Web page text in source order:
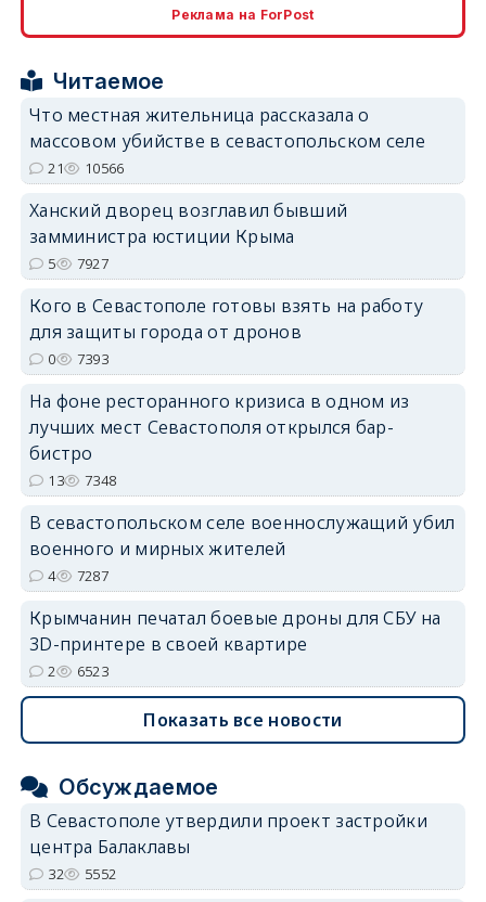
Реклама на ForPost
Читаемое
Что местная жительница рассказала о
массовом убийстве в севастопольском селе
21 10566
Ханский дворец возглавил бывший
замминистра юстиции Крыма
5 7927
Кого в Севастополе готовы взять на работу
для защиты города от дронов
0 7393
На фоне ресторанного кризиса в одном из
лучших мест Севастополя открылся бар-
бистро
13 7348
В севастопольском селе военнослужащий убил
военного и мирных жителей
4 7287
Крымчанин печатал боевые дроны для СБУ на
3D-принтере в своей квартире
2 6523
Показать все новости
Обсуждаемое
В Севастополе утвердили проект застройки
центра Балаклавы
32 5552